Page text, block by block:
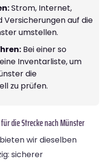
Strom, Internet,
Versicherungen auf die
umstellen.
Bei einer so
Inventarliste, um
die
zu prüfen.
die Strecke nach Münster
wir dieselben
sicherer